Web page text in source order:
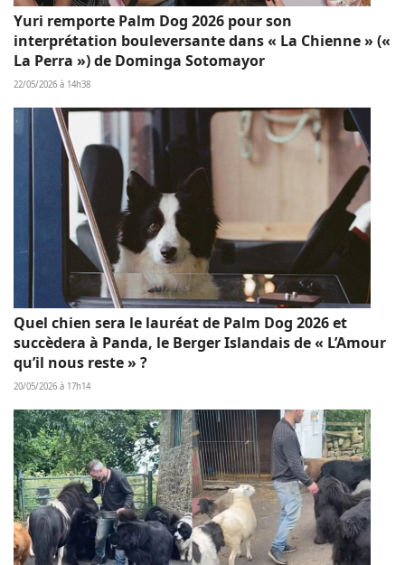
Yuri remporte Palm Dog 2026 pour son
interprétation bouleversante dans « La Chienne » («
La Perra ») de Dominga Sotomayor
22/05/2026 à 14h38
Quel chien sera le lauréat de Palm Dog 2026 et
succèdera à Panda, le Berger Islandais de « L’Amour
qu’il nous reste » ?
20/05/2026 à 17h14